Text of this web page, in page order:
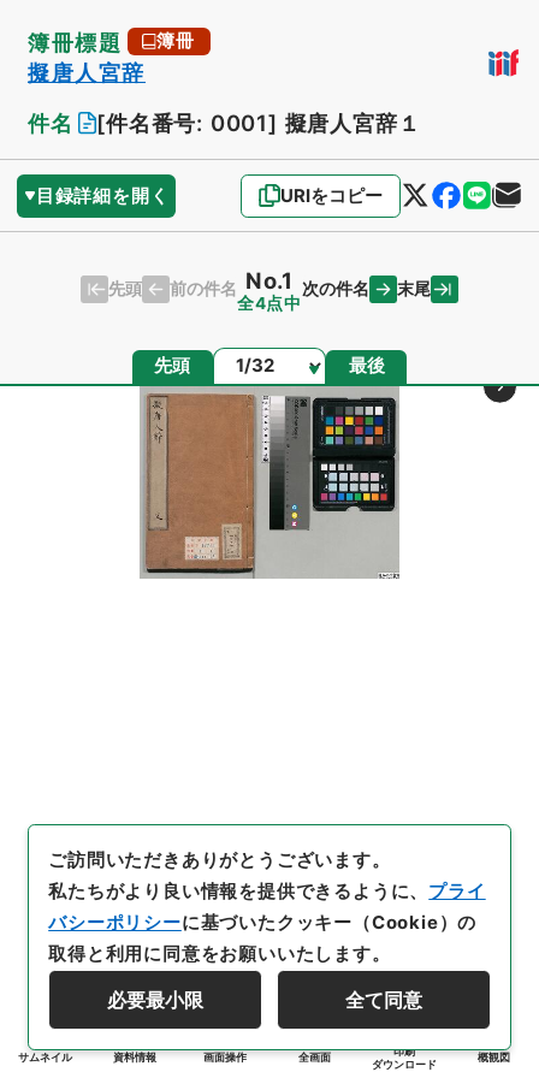
簿冊標題 簿冊
擬唐人宮辞
件名
[件名番号: 0001] 擬唐人宮辞１
目録詳細を開く URIをコピー
先頭 前の件名 No.1
全4点中
次の件名 末尾
先頭 ページ 最後
サムネイル 資料情報 画面操作 全画面
印刷
ダウンロード
概観図
ご訪問いただきありがとうございます。
私たちがより良い情報を提供できるように、 プライ
バシーポリシーに基づいたクッキー（Cookie）の
取得と利用に同意をお願いいたします。
必要最小限 全て同意